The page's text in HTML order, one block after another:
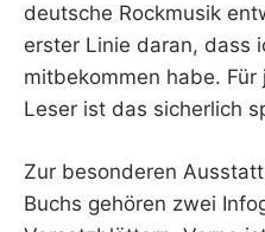
deutsche Rockmusik
erster Linie daran, dass
mitbekommen habe.
Leser ist das sicherlich
Zur besonderen
Buchs gehören zwei